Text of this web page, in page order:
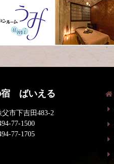
宿 ばいえる
市下吉田483-2
77-1500
77-1705